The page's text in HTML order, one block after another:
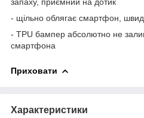
- щільно облягає смартфон,
- TPU бампер абсолютно не
смартфона
Приховати
Характеристики